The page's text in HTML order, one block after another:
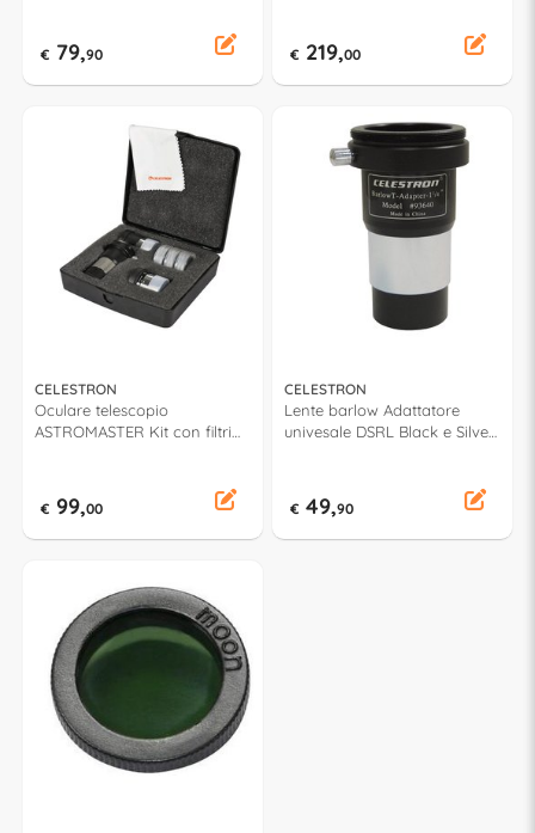
€ 79,90 € 219,00
CELESTRON
Oculare telescopio
ASTROMASTER Kit con filtri
€ 99,00
CELESTRON
Lente barlow Adattatore
univesale DSRL Black e Silver
€ 49,90